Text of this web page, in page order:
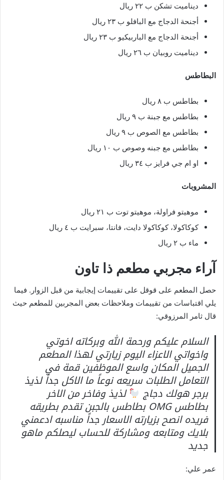
ديناميت تشكن ب ٢٢ ريال
أجنحة الدجاج مع البافلو ب ٢٣ ريال
أجنحة الدجاج مع الباربيكيو ب ٢٣ ريال
ديناميت روبيان ب ٢٦ ريال
البطاطس
بطاطس ب ٨ ريال
بطاطس مع جبنة ب ٩ ريال
بطاطس مع الصوص ب ٩ ريال
بطاطس مع جبنه وصوص ب ١٠ ريال
او ام جي فرايز ب ٣٤ ريال
المشروبات
موهيتو فراولة، موهيتو توت ب ٢١ ريال
كوكاكولا، كوكاكولا دايت، فانتا، سبرايت ب ٤ ريال
ماء ب ٢ ريال
آراء مجربي مطعم ذا تاون
حصل المطعم على قوقل على تقييمات إيجابية من قبل الزوار. فيما
يلي اقتباسات من تقييمات وملاحظات بعض المجربين للمطعم حيث
قال ثامر المرزوقي:
السلام عليكم ورحمة الله وبركاته اخوتي
واخواتي الاعزاء اليوم زيارتي لهذا المطعم
الجميل المكان واسع الموظفين قمة في
التعامل الطلبات سريعه نوعاً ما الاكل جداً لذيذ
برجر هولك دجاج لذيذ وفاخر من الاخر
بطاطس OMG بطاطس بالجبن تقدم بطريقه
فريده انصح بزيارته الاسعار جداً مناسبه ادعمني
بلايك ومتابعه ومشاركة للحساب ليصلكم ماهو
جديد
عمر علي: